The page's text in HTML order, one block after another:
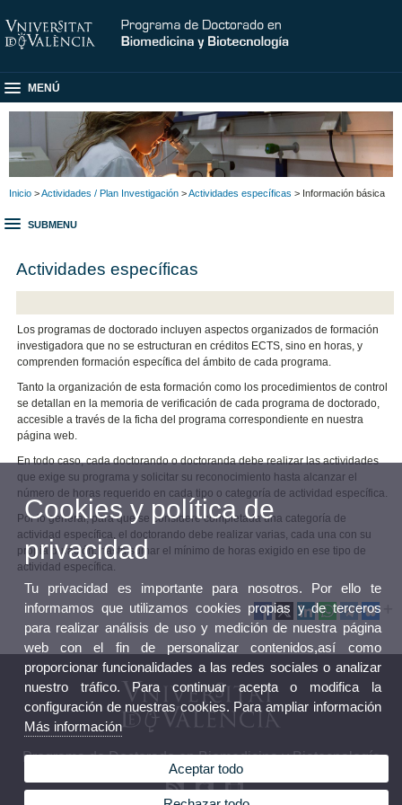
MENÚ
Inicio >Actividades / Plan Investigación >Actividades específicas > Información básica
SUBMENU
Actividades específicas
Los programas de doctorado incluyen aspectos organizados de formación
investigadora que no se estructuran en créditos ECTS, sino en horas, y
comprenden formación específica del ámbito de cada programa.
Tanto la organización de esta formación como los procedimientos de control
se detallan en la memoria de verificación de cada programa de doctorado,
accesible a través de la ficha del programa correspondiente en nuestra
página web.
En todo caso, cada doctorando o doctoranda debe realizar las actividades
que exige su programa y solicitar su reconocimiento hasta alcanzar el
número de horas requerido en cada tipo o categoría de actividad específica.
Por lo general, para que se considere completada una categoría de
actividad específica, el doctorando debe realizar varias, cada una con su
propia duración, hasta sumar el mínimo de horas exigido en ese tipo de
actividad específica.
Programa de Doctorado en Biomedicina y Biotecnología
Cookies y política de
privacidad
Tu privacidad es importante para nosotros. Por ello te
informamos que utilizamos cookies propias y de terceros
para realizar análisis de uso y medición de nuestra página
web con el fin de personalizar contenidos,así como
proporcionar funcionalidades a las redes sociales o analizar
nuestro tráfico. Para continuar acepta o modifica la
configuración de nuestras cookies. Para ampliar información
Más información
Aceptar todo